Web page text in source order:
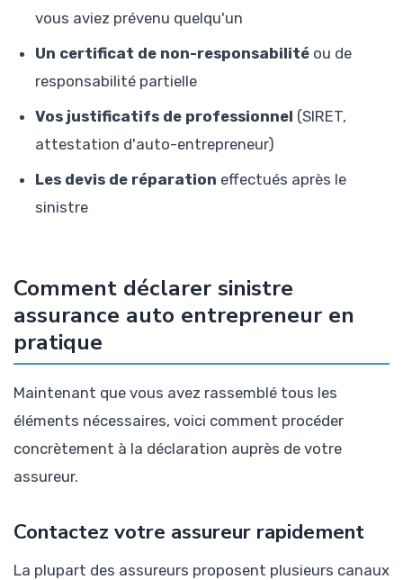
vous aviez prévenu quelqu'un
Un certificat de non-responsabilité ou de
responsabilité partielle
Vos justificatifs de professionnel (SIRET,
attestation d'auto-entrepreneur)
Les devis de réparation effectués après le
sinistre
Comment déclarer sinistre
assurance auto entrepreneur en
pratique
Maintenant que vous avez rassemblé tous les
éléments nécessaires, voici comment procéder
concrètement à la déclaration auprès de votre
assureur.
Contactez votre assureur rapidement
La plupart des assureurs proposent plusieurs canaux